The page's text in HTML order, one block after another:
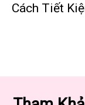
Cách Tiết